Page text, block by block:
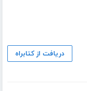
دریافت از کتابراه